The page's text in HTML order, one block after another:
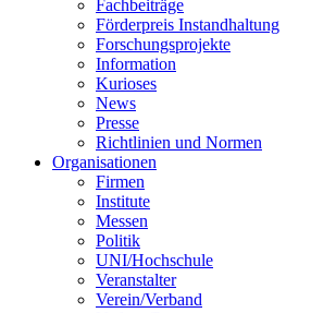
Fachbeiträge
Förderpreis Instandhaltung
Forschungsprojekte
Information
Kurioses
News
Presse
Richtlinien und Normen
Organisationen
Firmen
Institute
Messen
Politik
UNI/Hochschule
Veranstalter
Verein/Verband